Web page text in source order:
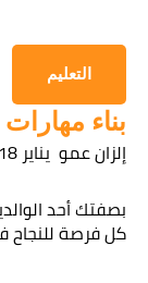
التعليم
بناء
إلزان عمو يناير 18, 2023
بصفتك أحد
كل فرصة للنجاح